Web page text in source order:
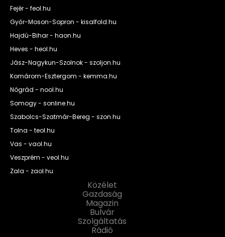
Fejér - feol.hu
Győr-Moson-Sopron - kisalfold.hu
Hajdú-Bihar - haon.hu
Heves - heol.hu
Jász-Nagykun-Szolnok - szoljon.hu
Komárom-Esztergom - kemma.hu
Nógrád - nool.hu
Somogy - sonline.hu
Szabolcs-Szatmár-Bereg - szon.hu
Tolna - teol.hu
Vas - vaol.hu
Veszprém - veol.hu
Zala - zaol.hu
Közélet
Gazdaság
Magazin
Bulvár
Szolgáltatás
Rádió